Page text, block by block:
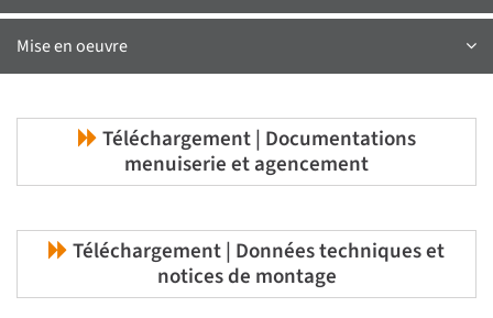
Mise en oeuvre
Téléchargement | Documentations
menuiserie et agencement
Téléchargement | Données techniques et
notices de montage